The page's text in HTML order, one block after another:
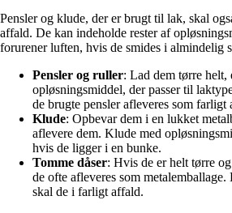
Pensler og klude, der er brugt til lak, skal
affald. De kan indeholde rester af
forurener luften, hvis de smides i almindelig
Pensler og ruller: Lad dem tørre helt,
opløsningsmiddel, der passer til
de brugte pensler afleveres som farligt
Klude: Opbevar dem i en lukket
aflevere dem. Klude med
hvis de ligger i en bunke.
Tomme dåser: Hvis de er helt tørre
de ofte afleveres som metalemballage.
skal de i farligt affald.